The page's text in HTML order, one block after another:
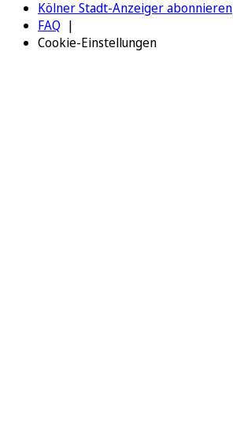
Kölner Stadt-Anzeiger abonnieren
FAQ
Cookie-Einstellungen